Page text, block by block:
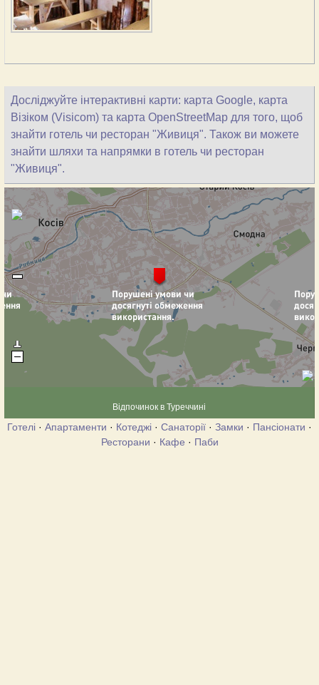
Досліджуйте інтерактивні карти: карта Google, карта
Візіком (Visicom) та карта OpenStreetMap для того, щоб
знайти готель чи ресторан "Живиця". Також ви можете
знайти шляхи та напрямки в готель чи ресторан
"Живиця".
Відпочинок в Туреччині
Готелі · Апартаменти · Котеджі · Санаторії · Замки · Пансіонати ·
Ресторани · Кафе · Паби